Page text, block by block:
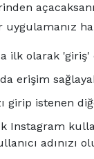
ilk olarak
erişim
girip istenen
Instagram
adınızı